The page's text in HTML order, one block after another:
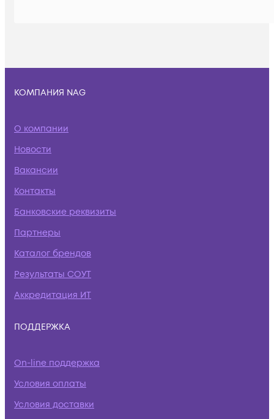
КОМПАНИЯ NAG
О компании
Новости
Вакансии
Контакты
Банковские реквизиты
Партнеры
Каталог брендов
Результаты СОУТ
Аккредитация ИТ
ПОДДЕРЖКА
On-line поддержка
Условия оплаты
Условия доставки